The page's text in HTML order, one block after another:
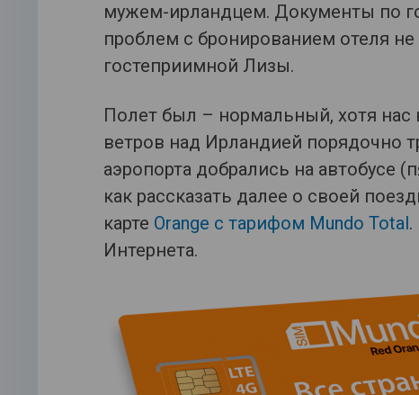
мужем-ирландцем. Документы по
проблем с бронированием отеля
гостеприимной Лизы.
Полет был – нормальный, хотя нас
ветров над Ирландией порядочно
аэропорта добрались на автобусе
как рассказать далее о своей
карте Orange с тарифом Mundo Total .
Интернета.